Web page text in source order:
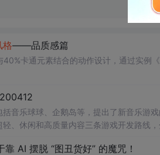
格——品质感篇
卡通元素结合的动作设计，通过实例
音乐球球、企鹅岛等，提出了新音乐游
、休闲和高质量内容三条游戏开发路线，
AI 摆脱 “图丑货好” 的魔咒！